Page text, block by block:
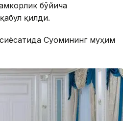
бўйича
қилди.
Суомининг муҳим